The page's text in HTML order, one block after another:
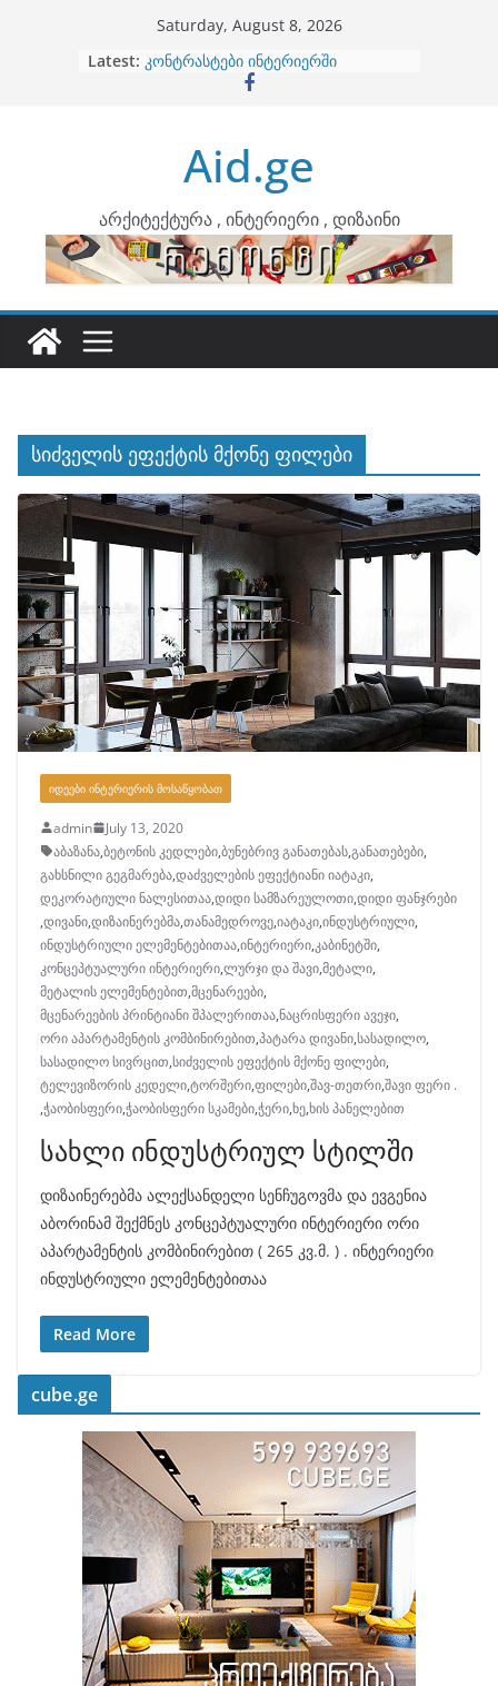
Saturday, August 8, 2026
Latest: ბინების გაერთიანება
კონტრასტები ინტერიერში
ინტერიერის დიზიანი
არტემიდი წარმოგიდგენთ
Aid.ge
არქიტექტურა , ინტერიერი , დიზაინი
სიძველის ეფექტის მქონე ფილები
ᲘᲓᲔᲔᲑᲘ ᲘᲜᲢᲔᲠᲘᲔᲠᲘᲡ ᲛᲝᲡᲐᲬᲧᲝᲑᲐᲗ
admin
July 13, 2020
აბაზანა,ბეტონის კედლები,ბუნებრივ განათებას,განათებები,
გახსნილი გეგმარება,დაძველების ეფექტიანი იატაკი,
დეკორატიული ნალესითაა,დიდი სამზარეულოთი,დიდი ფანჯრები
,დივანი,დიზაინერებმა,თანამედროვე,იატაკი,ინდუსტრიული,
ინდუსტრიული ელემენტებითაა,ინტერიერი,კაბინეტში,
კონცეპტუალური ინტერიერი,ლურჯი და შავი,მეტალი,
მეტალის ელემენტებით,მცენარეები,
მცენარეების პრინტიანი შპალერითაა,ნაცრისფერი ავეჯი,
ორი აპარტამენტის კომბინირებით,პატარა დივანი,სასადილო,
სასადილო სივრცით,სიძველის ეფექტის მქონე ფილები,
ტელევიზორის კედელი,ტორშერი,ფილები,შავ-თეთრი,შავი ფერი .
,ჭაობისფერი,ჭაობისფერი სკამები,ჭერი,ხე,ხის პანელებით
სახლი ინდუსტრიულ სტილში
დიზაინერებმა ალექსანდელი სენჩუგოვმა და ევგენია
აბორინამ შექმნეს კონცეპტუალური ინტერიერი ორი
აპარტამენტის კომბინირებით ( 265 კვ.მ. ) . ინტერიერი
ინდუსტრიული ელემენტებითაა
Read More
cube.ge